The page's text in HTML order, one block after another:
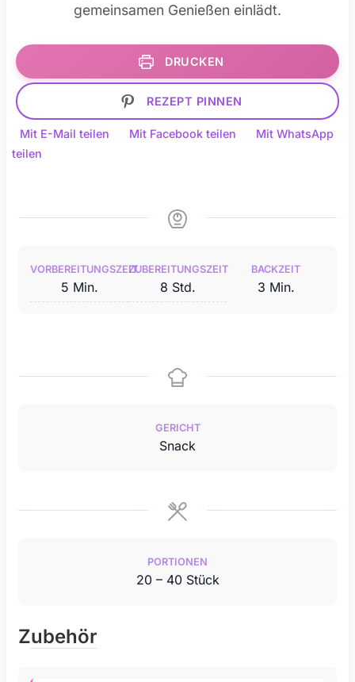
gemeinsamen Genießen einlädt.
DRUCKEN
REZEPT PINNEN
Mit E-Mail teilen Mit Facebook teilen
Mit WhatsApp
teilen
VORBEREITUNGSZEIT
5Minuten
Min.
ZUBEREITUNGSZEIT
8Stunden
Std.
BACKZEIT
3Minuten
Min.
GERICHT
Snack
PORTIONEN
20 – 40 Stück
Zubehör